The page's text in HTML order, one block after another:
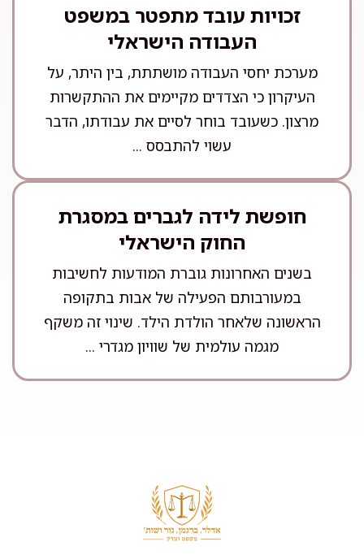
זכויות עובד מתפטר במשפט
העבודה הישראלי
מערכת יחסי העבודה מושתתת, בין היתר, על
העיקרון כי הצדדים מקיימים את ההתקשרות
מרצון. כשעובד בוחר לסיים את עבודתו, הדבר
עשוי להתבסס ...
חופשת לידה לגברים במסגרת
החוק הישראלי
בשנים האחרונות גוברת המודעות לחשיבות
במעורבותם הפעילה של אבות בתקופה
הראשונה שלאחר הולדת הילד. שינוי זה משקף
מגמה עולמית של שוויון מגדרי ...